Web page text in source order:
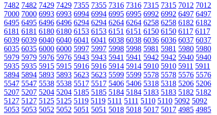
7482 7482 7429 7429 7355 7355 7316 7316 7315 7315 7012 7012
7000 7000 6993 6993 6994 6994 6995 6995 6992 6992 6497 6497
6495 6495 6496 6496 6294 6294 6264 6264 6258 6258 6182 6182
6181 6181 6180 6180 6153 6153 6151 6151 6150 6150 6117 6117
6039 6039 6040 6040 6041 6041 6038 6038 6036 6036 6037 6037
6035 6035 6000 6000 5997 5997 5998 5998 5981 5981 5980 5980
5979 5979 5976 5976 5943 5943 5941 5941 5942 5942 5940 5940
5935 5935 5915 5915 5916 5916 5914 5914 5910 5910 5911 5911
5894 5894 5893 5893 5623 5623 5599 5599 5578 5578 5576 5576
5547 5547 5538 5538 5517 5517 5406 5406 5318 5318 5206 5206
5207 5207 5204 5204 5185 5185 5184 5184 5183 5183 5182 5182
5127 5127 5125 5125 5119 5119 5111 5111 5110 5110 5092 5092
5053 5053 5052 5052 5051 5051 5018 5018 5017 5017 4985 4985